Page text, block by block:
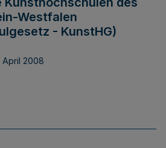
Westfalen
- KunstHG)
April 2008